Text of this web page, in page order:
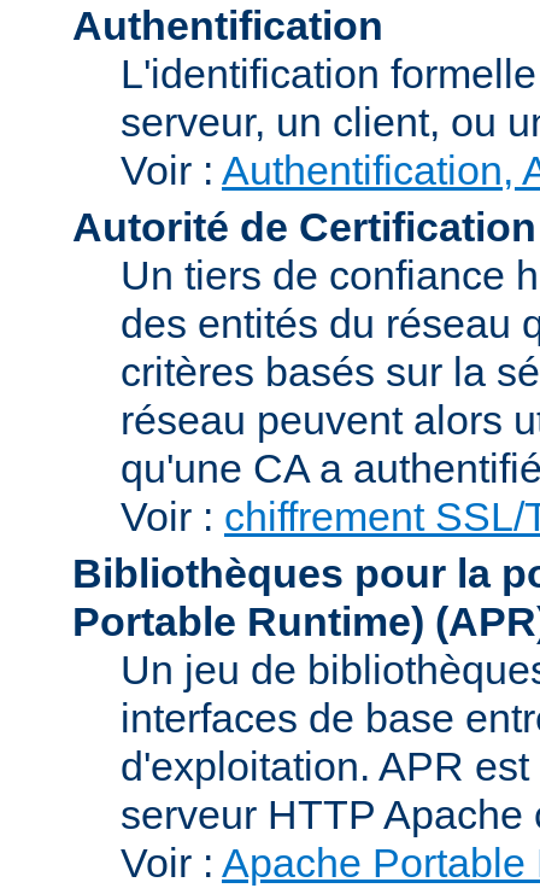
Authentification
L'identification
serveur, un client, ou
Voir : Authentification,
Autorité de
Un tiers de confiance
des entités du réseau
critères basés sur la
réseau peuvent alors
qu'une CA a
Voir : chiffrement SSL/
Bibliothèques pour la
Portable Runtime)
Un jeu de
interfaces de base
d'exploitation. APR
serveur HTTP
Voir : Apache